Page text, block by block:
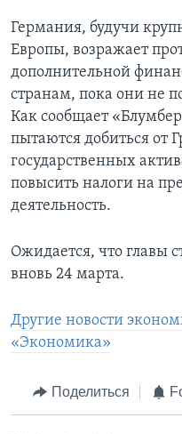
Германия, будучи
Европы, возражает
дополнительной
странам, пока они не
Как сообщает
пытаются добиться от
государственных
повысить налоги на
деятельность.
Ожидается, что главы
вновь 24 марта.
Другие новости
«Экономика»
Поделиться